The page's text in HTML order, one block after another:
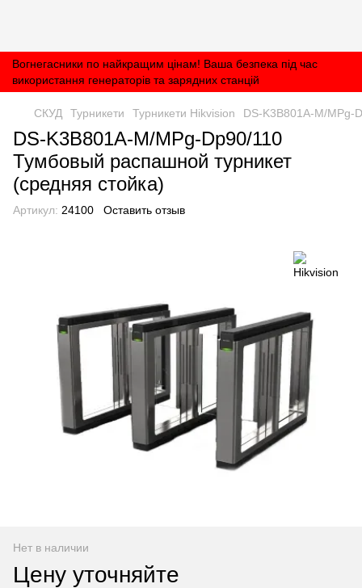
Вогнегасники по найкращим цінам! Ваша безпека під час
використання генераторів та зарядних станцій
СКУД Турникети Турникети Hikvision DS-K3B801A-M/MPg-
DS-K3B801A-M/MPg-Dp90/110
Тумбовый распашной турникет
(cредняя стойка)
Артикул: 24100 Оставить отзыв
Нет в наличии
Цену уточняйте